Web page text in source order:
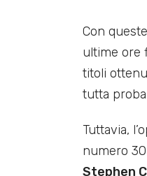
Con
ultime ore
titoli
tutta
Tuttavia,
numero
Stephen